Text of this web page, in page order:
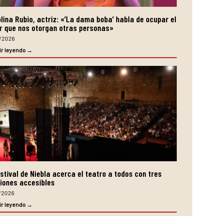
Rubio, actriz: «’La dama boba’ habla de ocupar el
que nos otorgan otras personas»
2026
leyendo →
de Niebla acerca el teatro a todos con tres
accesibles
2026
leyendo →